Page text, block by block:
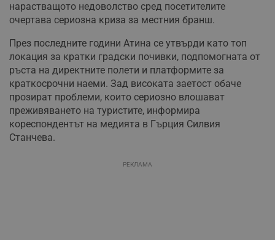
нарастващото недоволство сред посетителите
очертава сериозна криза за местния бранш.
През последните години Атина се утвърди като топ
локация за кратки градски почивки, подпомогната от
ръста на директните полети и платформите за
краткосрочни наеми. Зад високата заетост обаче
прозират проблеми, които сериозно влошават
преживяването на туристите, информира
кореспондентът на медията в Гърция Силвия
Станчева.
РЕКЛАМА